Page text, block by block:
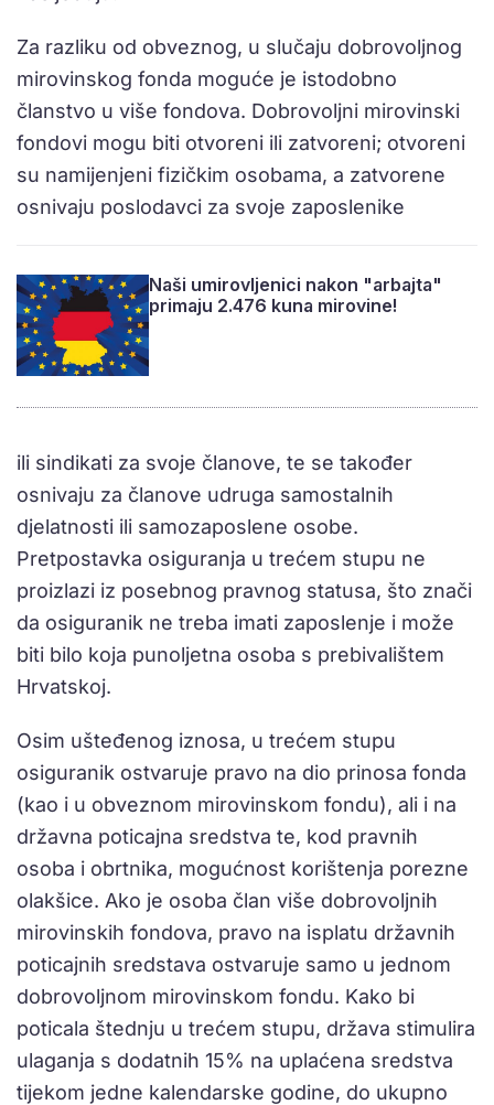
Za razliku od obveznog, u slučaju dobrovoljnog
mirovinskog fonda moguće je istodobno
članstvo u više fondova. Dobrovoljni mirovinski
fondovi mogu biti otvoreni ili zatvoreni; otvoreni
su namijenjeni fizičkim osobama, a zatvorene
osnivaju poslodavci za svoje zaposlenike
Naši umirovljenici nakon "arbajta"
primaju 2.476 kuna mirovine!
ili sindikati za svoje članove, te se također
osnivaju za članove udruga samostalnih
djelatnosti ili samozaposlene osobe.
Pretpostavka osiguranja u trećem stupu ne
proizlazi iz posebnog pravnog statusa, što znači
da osiguranik ne treba imati zaposlenje i može
biti bilo koja punoljetna osoba s prebivalištem
Hrvatskoj.
Osim ušteđenog iznosa, u trećem stupu
osiguranik ostvaruje pravo na dio prinosa fonda
(kao i u obveznom mirovinskom fondu), ali i na
državna poticajna sredstva te, kod pravnih
osoba i obrtnika, mogućnost korištenja porezne
olakšice. Ako je osoba član više dobrovoljnih
mirovinskih fondova, pravo na isplatu državnih
poticajnih sredstava ostvaruje samo u jednom
dobrovoljnom mirovinskom fondu. Kako bi
poticala štednju u trećem stupu, država stimulira
ulaganja s dodatnih 15% na uplaćena sredstva
tijekom jedne kalendarske godine, do ukupno